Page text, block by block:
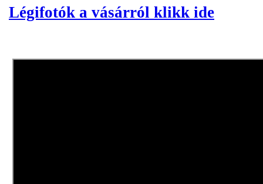
Légifotók a vásárról klikk ide